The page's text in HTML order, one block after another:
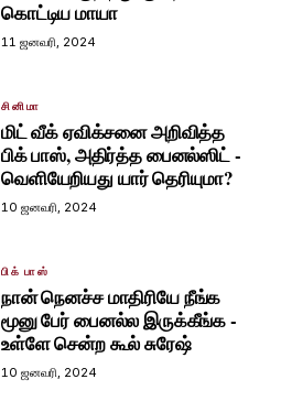
கொட்டிய மாயா
11 ஜனவரி, 2024
சினிமா
மிட் வீக் ஏவிக்சனை அறிவித்த
பிக் பாஸ், அதிர்த்த பைனல்ஸிட் -
வெளியேறியது யார் தெரியுமா?
10 ஜனவரி, 2024
பிக் பாஸ்
நான் நெனச்ச மாதிரியே நீங்க
மூனு பேர் பைனல்ல இருக்கீங்க -
உள்ளே சென்ற கூல் சுரேஷ்
10 ஜனவரி, 2024